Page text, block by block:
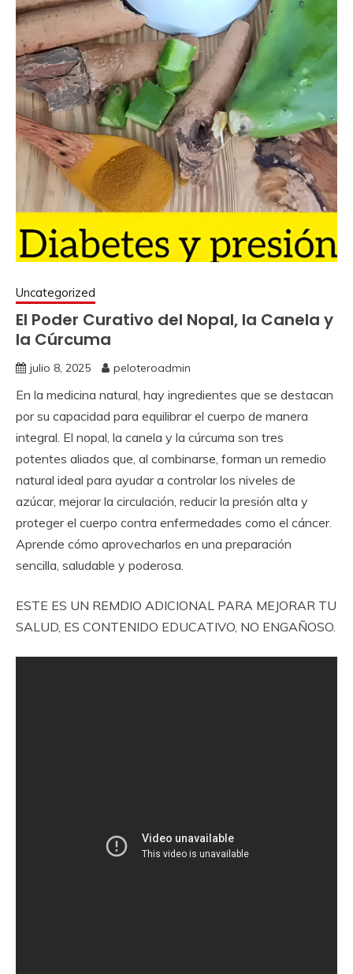
Uncategorized
El Poder Curativo del Nopal, la Canela y
la Cúrcuma
julio 8, 2025 peloteroadmin
En la medicina natural, hay ingredientes que se destacan
por su capacidad para equilibrar el cuerpo de manera
integral. El nopal, la canela y la cúrcuma son tres
potentes aliados que, al combinarse, forman un remedio
natural ideal para ayudar a controlar los niveles de
azúcar, mejorar la circulación, reducir la presión alta y
proteger el cuerpo contra enfermedades como el cáncer.
Aprende cómo aprovecharlos en una preparación
sencilla, saludable y poderosa.
ESTE ES UN REMDIO ADICIONAL PARA MEJORAR TU
SALUD, ES CONTENIDO EDUCATIVO, NO ENGAÑOSO.